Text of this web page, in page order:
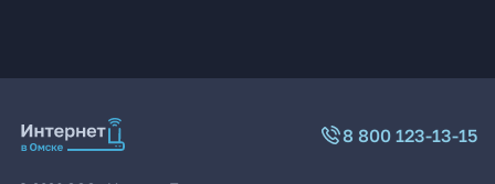
8 800 123-13-15